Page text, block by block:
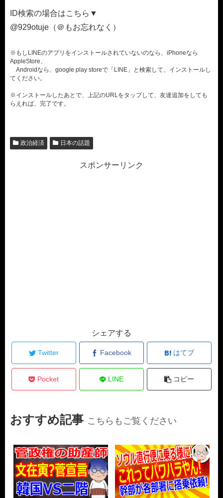
ID検索の場合はこちら▼
@929otuje（＠もお忘れなく）
※もしLINEのアプリをインストールされていないのなら、iPhoneなら
AppleStore、
Androidなら、google play storeで「LINE」と検索して、インストールし
てください。
※インストールしたあとで、上記のURLをタップして、友達追加をしても
らえれば、完了です。
政治経済 日本の話題
スポンサーリンク
シェアする
Twitter Facebook はてブ
Pocket LINE コピー
おすすめ記事 こちらもご覧ください